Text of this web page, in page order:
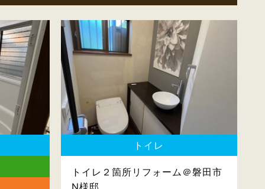
トイレ
トイレ２箇所リフォーム＠磐田市
N様邸